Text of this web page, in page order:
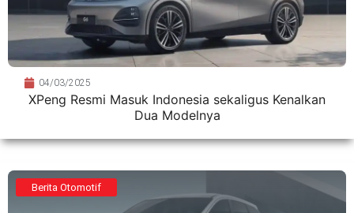
04/03/2025
XPeng Resmi Masuk Indonesia sekaligus Kenalkan
Dua Modelnya
Berita Otomotif